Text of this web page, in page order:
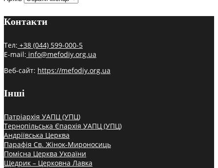
Контакти
Тел: +38 (044) 599-000-5
E-mail: info@mefodiy.org.ua
Веб-сайт: https://mefodiy.org.ua
Інші
Патріархія УАПЦ (УПЦ)
Тернопільська Єпархія УАПЦ (УПЦ)
Андріївська Церква
Парафія Св. Жінок-Мироносиць
Помісна Церква України
Щедрик – Церковна Лавка